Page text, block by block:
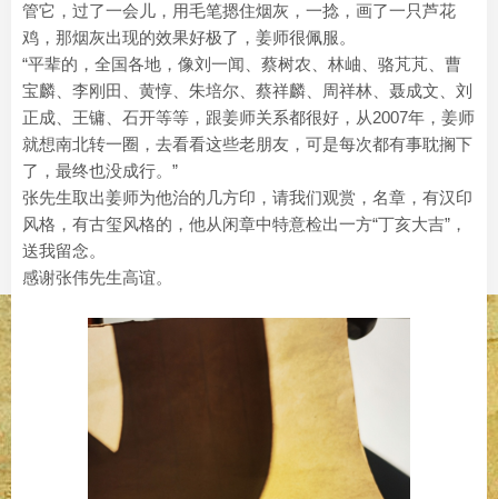
管它，过了一会儿，用毛笔摁住烟灰，一捻，画了一只芦花
鸡，那烟灰出现的效果好极了，姜师很佩服。
“平辈的，全国各地，像刘一闻、蔡树农、林岫、骆芃芃、曹
宝麟、李刚田、黄惇、朱培尔、蔡祥麟、周祥林、聂成文、刘
正成、王镛、石开等等，跟姜师关系都很好，从2007年，姜师
就想南北转一圈，去看看这些老朋友，可是每次都有事耽搁下
了，最终也没成行。”
张先生取出姜师为他治的几方印，请我们观赏，名章，有汉印
风格，有古玺风格的，他从闲章中特意检出一方“丁亥大吉”，
送我留念。
感谢张伟先生高谊。